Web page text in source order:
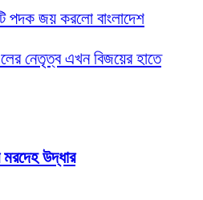
পদক জয় করলো বাংলাদেশ
নেতৃত্ব এখন বিজয়ের হাতে
মরদেহ উদ্ধার